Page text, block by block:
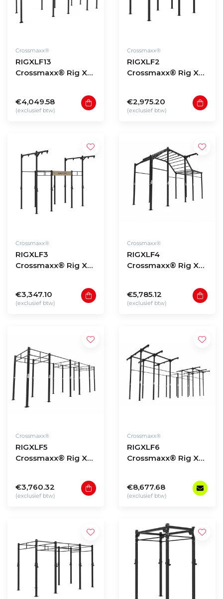
Crossmaxx®
RIGXLF13
Crossmaxx® Rig XL
€4,049.58
(exclusief btw)
Crossmaxx®
RIGXLF2
Crossmaxx® Rig XL
€2,975.20
(exclusief btw)
Crossmaxx®
RIGXLF3
Crossmaxx® Rig XL
€3,347.10
(exclusief btw)
Crossmaxx®
RIGXLF4
Crossmaxx® Rig XL
€5,785.12
(exclusief btw)
Crossmaxx®
RIGXLF5
Crossmaxx® Rig XL
€3,760.32
(exclusief btw)
Crossmaxx®
RIGXLF6
Crossmaxx® Rig XL
€8,677.68
(exclusief btw)